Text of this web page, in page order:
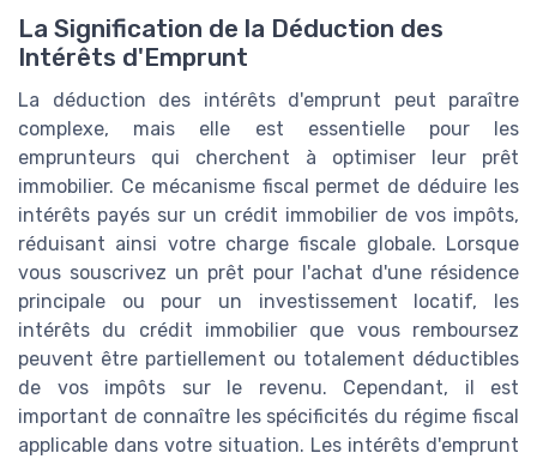
La Signification de la Déduction des
Intérêts d'Emprunt
La déduction des intérêts d'emprunt peut paraître
complexe, mais elle est essentielle pour les
emprunteurs qui cherchent à optimiser leur prêt
immobilier. Ce mécanisme fiscal permet de déduire les
intérêts payés sur un crédit immobilier de vos impôts,
réduisant ainsi votre charge fiscale globale. Lorsque
vous souscrivez un prêt pour l'achat d'une résidence
principale ou pour un investissement locatif, les
intérêts du crédit immobilier que vous remboursez
peuvent être partiellement ou totalement déductibles
de vos impôts sur le revenu. Cependant, il est
important de connaître les spécificités du régime fiscal
applicable dans votre situation. Les intérêts d'emprunt